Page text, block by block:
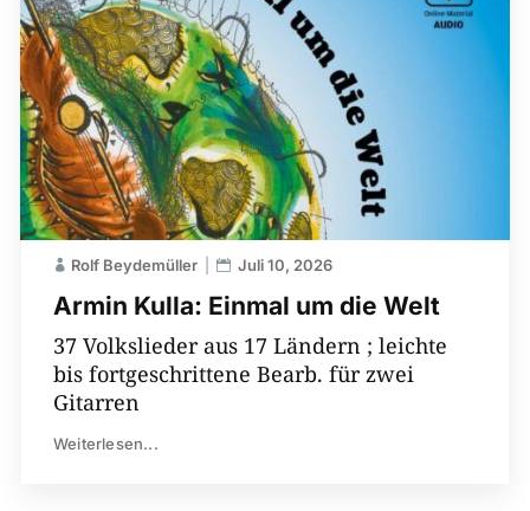
Armin Kulla: Einmal um die Welt
Rolf Beydemüller Juli 10, 2026
37 Volkslieder aus 17 Ländern ; leichte
bis fortgeschrittene Bearb. für zwei
Gitarren
Weiterlesen...